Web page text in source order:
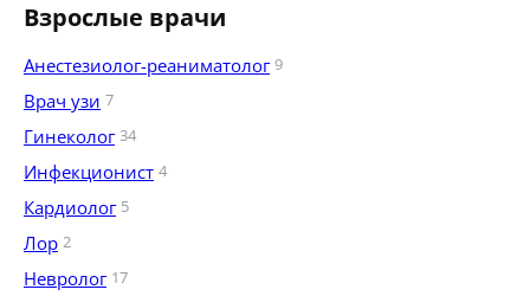
Взрослые врачи
Анестезиолог-реаниматолог 9
Врач узи 7
Гинеколог 34
Инфекционист 4
Кардиолог 5
Лор 2
Невролог 17